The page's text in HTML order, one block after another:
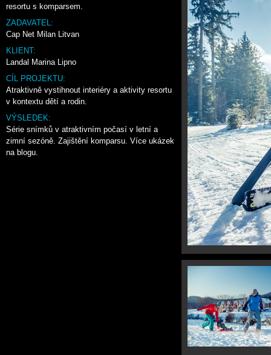
resortu s komparsem.
ZADAVATEL:
Cap Net Milan Litvan
KLIENT:
Landal Marina Lipno
CÍL PROJEKTU:
Atraktivně vystihnout interiéry a aktivity resortu
v kontextu dětí a rodin.
VÝSLEDEK:
Série snímků v atraktivním počasí v letní a
zimní sezóně. Zajištění komparsu. Více ukázek
na blogu.